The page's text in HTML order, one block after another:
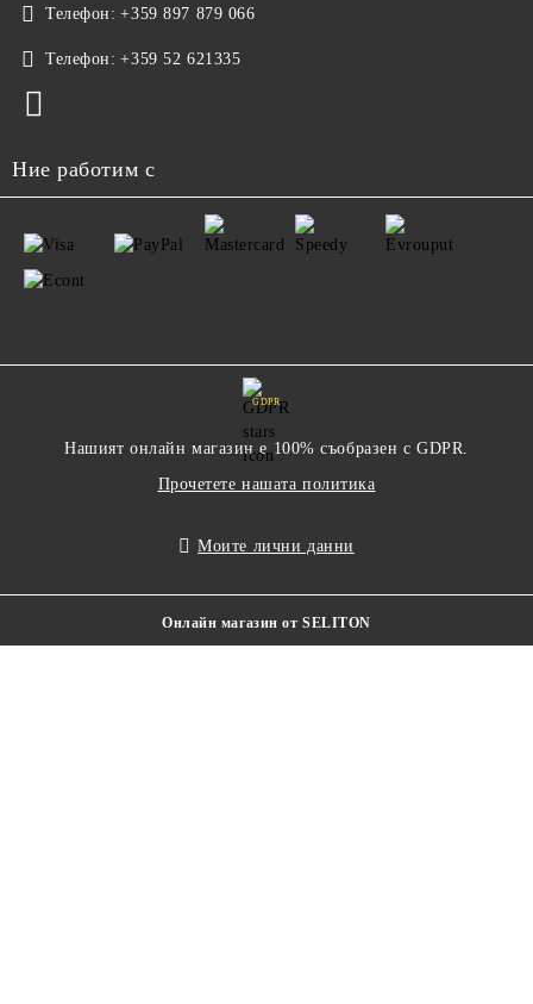
Телефон: +359 897 879 066
Телефон: +359 52 621335
Ние работим с
GDPR
Нашият онлайн магазин е 100% съобразен с GDPR.
Прочетете нашата политика
Моите лични данни
Онлайн магазин от SELITON